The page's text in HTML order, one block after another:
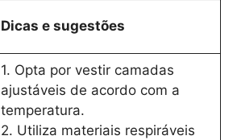
Dicas e sugestões
1. Opta por vestir camadas
ajustáveis de acordo com a
temperatura.
2. Utiliza materiais respiráveis